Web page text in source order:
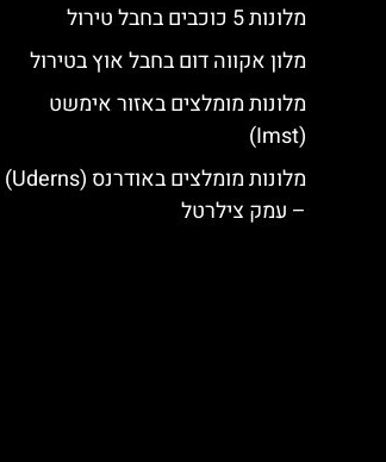
מלונות 5 כוכבים בחבל טירול
מלון אקווה דום בחבל אוץ בטירול
מלונות מומלצים באזור אימשט
(Imst)
מלונות מומלצים באודרנס (Uderns)
– עמק צילרטל